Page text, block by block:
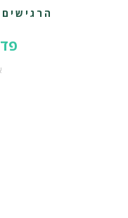
הרגישים